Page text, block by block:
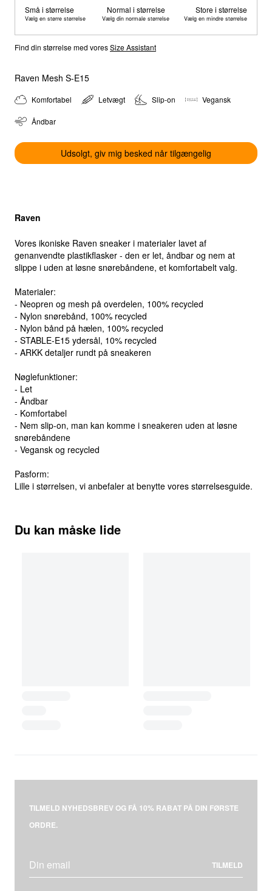
Små i størrelse
Vælg en større størrelse
Normal i størrelse
Vælg din normale størrelse
Store i størrelse
Vælg en mindre størrelse
Find din størrelse med voresSize Assistant
Raven Mesh S-E15
Komfortabel Letvægt Slip-on Vegansk
Åndbar
Udsolgt, giv mig besked når tilgængelig
Raven
Vores ikoniske Raven sneaker i materialer lavet af
genanvendte plastikflasker - den er let, åndbar og nem at
slippe i uden at løsne snørebåndene, et komfortabelt valg.
Materialer:
- Neopren og mesh på overdelen, 100% recycled
- Nylon snørebånd, 100% recycled
- Nylon bånd på hælen, 100% recycled
- STABLE-E15 ydersål, 10% recycled
- ARKK detaljer rundt på sneakeren
Nøglefunktioner:
- Let
- Åndbar
- Komfortabel
- Nem slip-on, man kan komme i sneakeren uden at løsne
snørebåndene
- Vegansk og recycled
Pasform:
Lille i størrelsen, vi anbefaler at benytte vores størrelsesguide.
Du kan måske lide
TILMELD NYHEDSBREV OG FÅ 10% RABAT PÅ DIN FØRSTE
ORDRE.
TILMELD